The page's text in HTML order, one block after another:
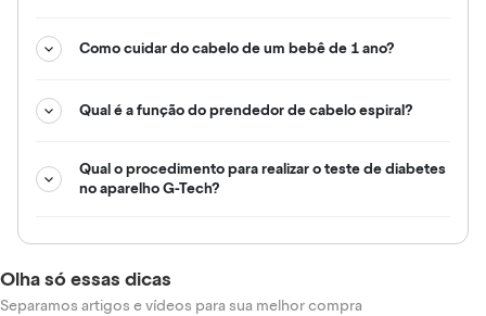
Como cuidar do cabelo de um bebê de 1 ano?
Qual é a função do prendedor de cabelo espiral?
Qual o procedimento para realizar o teste de diabetes
no aparelho G-Tech?
Olha só essas dicas
Separamos artigos e vídeos para sua melhor compra